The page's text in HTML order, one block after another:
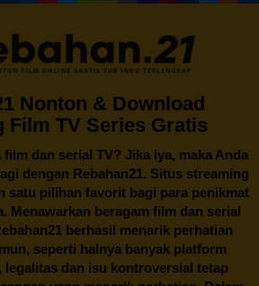
Nonton & Download
Film TV Series Gratis
dan serial TV? Jika iya, maka Anda
dengan Rebahan21. Situs streaming
satu pilihan favorit bagi para penikmat
Menawarkan beragam film dan serial
berhasil menarik perhatian
seperti halnya banyak platform
legalitas dan isu kontroversial tetap